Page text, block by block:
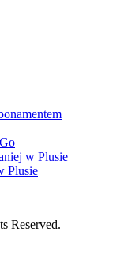
w Plusie
Plusie
Reserved.